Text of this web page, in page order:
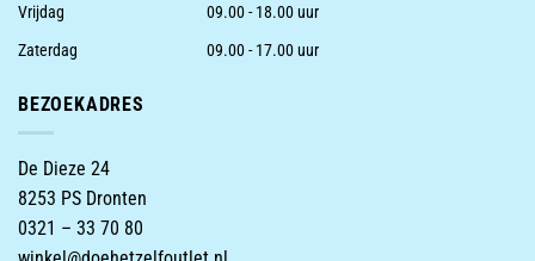
Vrijdag
09.00 - 18.00 uur
Zaterdag
09.00 - 17.00 uur
BEZOEKADRES
De Dieze 24
8253 PS Dronten
0321 – 33 70 80